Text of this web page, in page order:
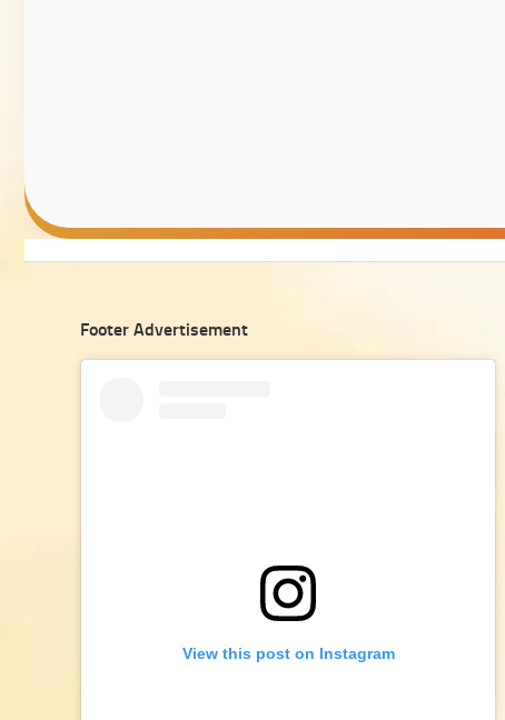
Footer Advertisement
View this post on Instagram